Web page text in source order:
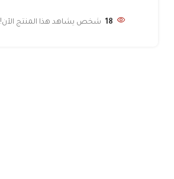
18 شخص يشاهد هذا المنتج الآن!